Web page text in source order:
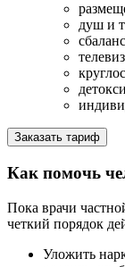
душ и
Заказать тариф
Как помочь
Пока врачи
четкий порядок
Уложить